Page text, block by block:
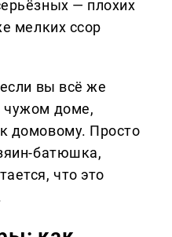
— плохих
мелких ссор
если вы всё же
чужом доме,
домовому. Просто
батюшка,
что это